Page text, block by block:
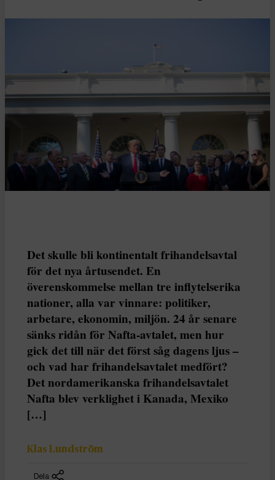
Det skulle bli kontinentalt frihandelsavtal
för det nya årtusendet. En
överenskommelse mellan tre inflytelserika
nationer, alla var vinnare: politiker,
arbetare, ekonomin, miljön. 24 år senare
sänks ridån för Nafta-avtalet, men hur
gick det till när det först såg dagens ljus –
och vad har frihandelsavtalet medfört?
Det nordamerikanska frihandelsavtalet
Nafta blev verklighet i Kanada, Mexiko
[…]
Klas Lundström
Dela